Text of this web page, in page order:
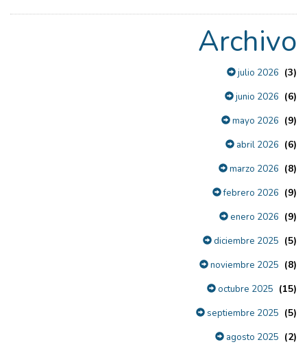
Archivo
julio 2026 (3)
junio 2026 (6)
mayo 2026 (9)
abril 2026 (6)
marzo 2026 (8)
febrero 2026 (9)
enero 2026 (9)
diciembre 2025 (5)
noviembre 2025 (8)
octubre 2025 (15)
septiembre 2025 (5)
agosto 2025 (2)